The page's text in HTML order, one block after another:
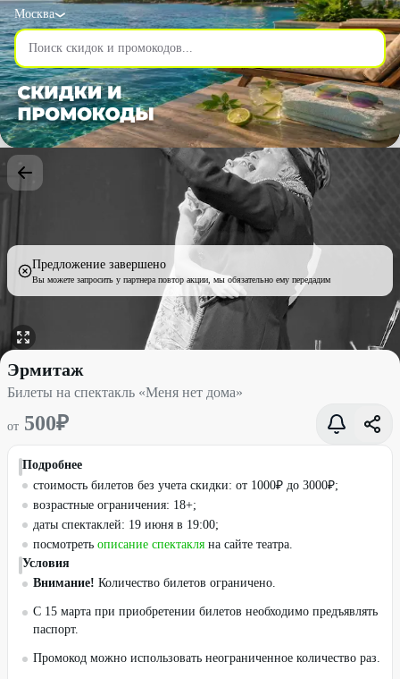
Москва
Предложение завершено
Вы можете запросить у партнера повтор акции, мы обязательно ему передадим
Билеты на спектакль «Меня нет дома» со скидкой 50% -
Эрмитаж
Билеты на спектакль «Меня нет дома»
от 500₽
Подробнее
стоимость билетов без учета скидки: от 1000₽ до 3000₽;
возрастные ограничения: 18+;
даты спектаклей: 19 июня в 19:00;
посмотреть описание спектакля на сайте театра.
Условия
Внимание! Количество билетов ограничено.
С 15 марта при приобретении билетов необходимо предъявлять
паспорт.
Промокод можно использовать неограниченное количество раз.